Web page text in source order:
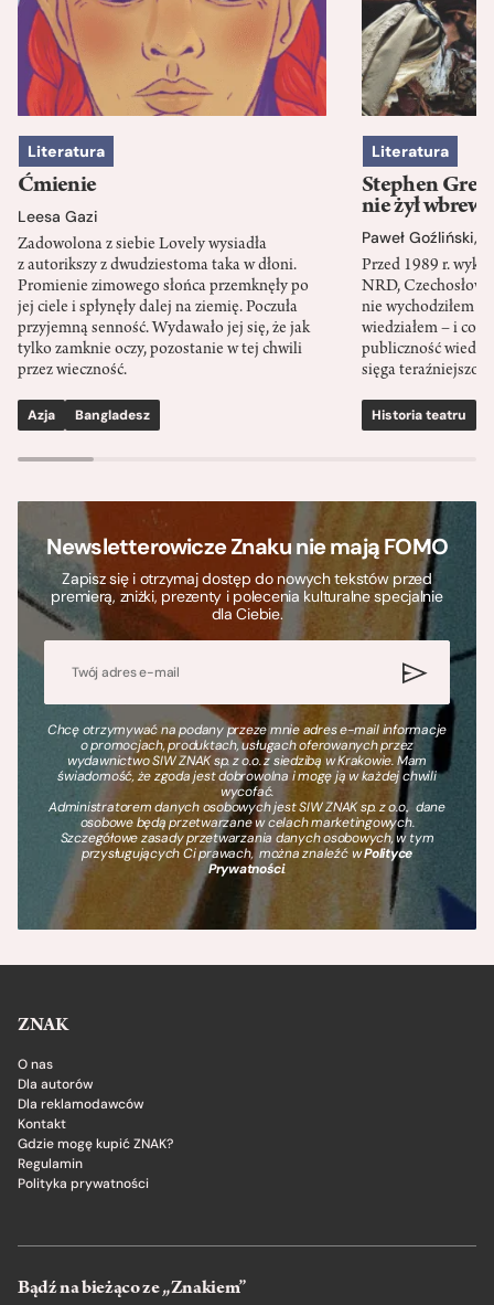
Literatura
Ćmienie
Leesa Gazi
Zadowolona z siebie Lovely wysiadła
z autorikszy z dwudziestoma taka w dłoni.
Promienie zimowego słońca przemknęły po
jej ciele i spłynęły dalej na ziemię. Poczuła
przyjemną senność. Wydawało jej się, że jak
tylko zamknie oczy, pozostanie w tej chwili
przez wieczność.
Azja Bangladesz
Literatura
Stephen
nie żył wbrew
Paweł Goźliński,
Przed 1989 r.
NRD,
nie wychodziłem
wiedziałem – i co
publiczność
sięga
Historia teatru
Newsletterowicze Znaku nie mają FOMO
Zapisz się i otrzymaj dostęp do nowych tekstów przed
premierą, zniżki, prezenty i polecenia kulturalne specjalnie
dla Ciebie.
Chcę otrzymywać na podany przeze mnie adres e-mail informacje
o promocjach, produktach, usługach oferowanych przez
wydawnictwo SIW ZNAK sp. z o.o. z siedzibą w Krakowie. Mam
świadomość, że zgoda jest dobrowolna i mogę ją w każdej chwili
wycofać.
Administratorem danych osobowych jest SIW ZNAK sp. z o.o., dane
osobowe będą przetwarzane w celach marketingowych.
Szczegółowe zasady przetwarzania danych osobowych, w tym
przysługujących Ci prawach, można znaleźć wPolityce
Prywatności.
ZNAK
O nas
Dla autorów
Dla reklamodawców
Kontakt
Gdzie mogę kupić ZNAK?
Regulamin
Polityka prywatności
Bądź na bieżąco ze „Znakiem”